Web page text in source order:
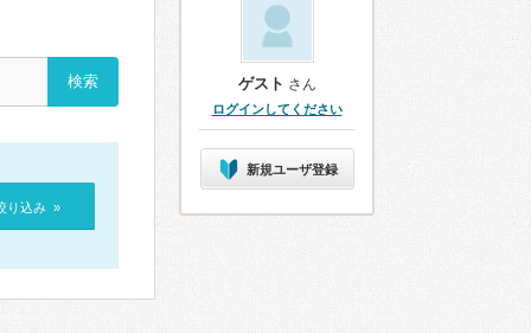
り込み »
ゲスト さん
ログインしてください
新規ユーザ登録